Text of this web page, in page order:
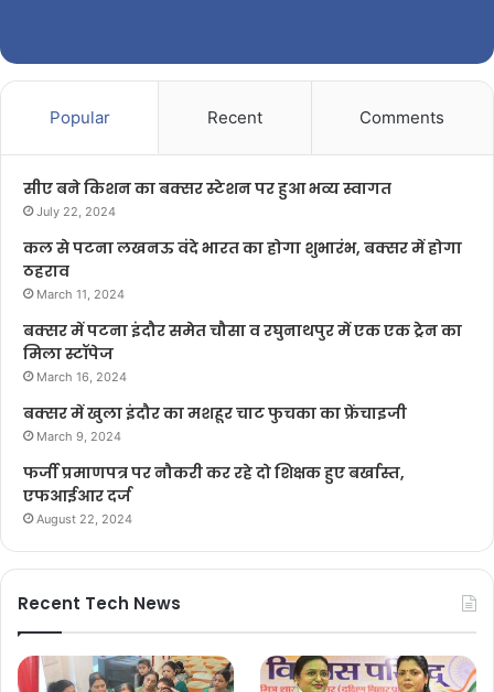
Popular Recent Comments
सीए बने किशन का बक्सर स्टेशन पर हुआ भव्य स्वागत
July 22, 2024
कल से पटना लखनऊ वंदे भारत का होगा शुभारंभ, बक्सर में होगा
ठहराव
March 11, 2024
बक्सर में पटना इंदौर समेत चौसा व रघुनाथपुर में एक एक ट्रेन का
मिला स्टॉपेज
March 16, 2024
बक्सर में खुला इंदौर का मशहूर चाट फुचका का फ्रेंचाइजी
March 9, 2024
फर्जी प्रमाणपत्र पर नौकरी कर रहे दो शिक्षक हुए बर्खास्त,
एफआईआर दर्ज
August 22, 2024
Recent Tech News